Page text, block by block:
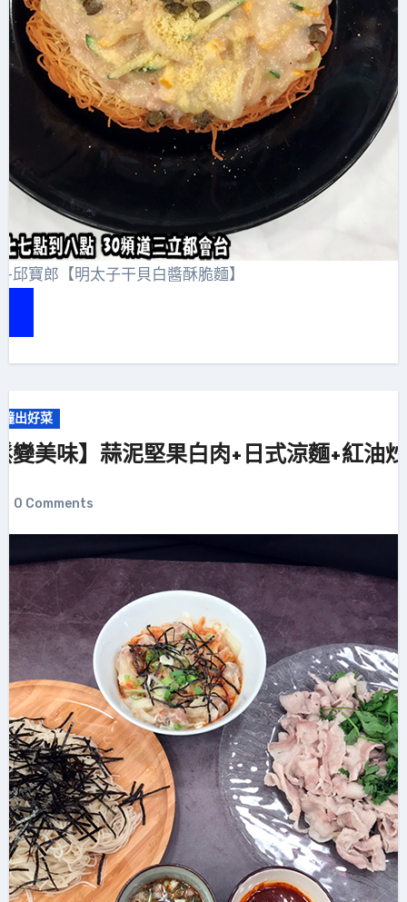
邱寶郎【明太子干貝白醬酥脆麵】
出好菜
變美味】蒜泥堅果白肉+日式涼麵+紅油
0 Comments